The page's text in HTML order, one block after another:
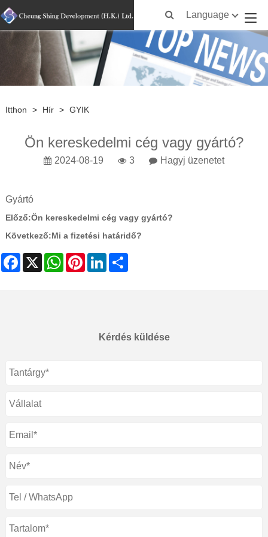
Language
Itthon > Hír > GYIK
Ön kereskedelmi cég vagy gyártó?
2024-08-19 3 Hagyj üzenetet
Gyártó
Előző:Ön kereskedelmi cég vagy gyártó?
Következő:Mi a fizetési határidő?
Facebook
X WhatsAppPinterestLinkedIn
Kérdés küldése